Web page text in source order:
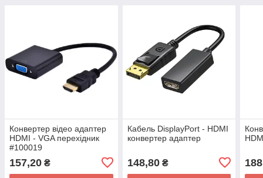
Конвертер відео адаптер
HDMI - VGA перехідник
#100019
157,20 ₴
Кабель DisplayPort - HDMI
конвертер адаптер
148,80₴